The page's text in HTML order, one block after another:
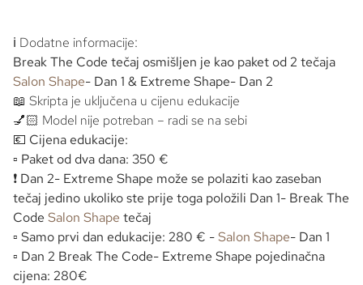
ℹ️ Dodatne informacije:
Break The Code tečaj osmišljen je kao paket od 2 tečaja
Salon Shape- Dan 1 & Extreme Shape- Dan 2
📖 Skripta je uključena u cijenu edukacije
💅🏻 Model nije potreban – radi se na sebi
💶 Cijena edukacije:
▫️ Paket od dva dana: 350 €
❗ Dan 2- Extreme Shape može se polaziti kao zaseban
tečaj jedino ukoliko ste prije toga položili Dan 1- Break The
Code Salon Shape tečaj
▫️ Samo prvi dan edukacije: 280 € -Salon Shape- Dan 1
▫️​​​​​​​ Dan 2 Break The Code- Extreme Shape pojedinačna
cijena: 280€